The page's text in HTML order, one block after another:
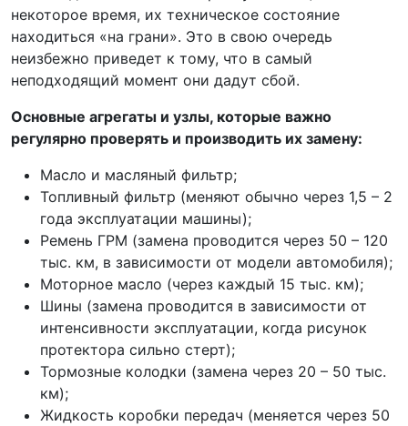
некоторое время, их техническое состояние
находиться «на грани». Это в свою очередь
неизбежно приведет к тому, что в самый
неподходящий момент они дадут сбой.
Основные агрегаты и узлы, которые важно
регулярно проверять и производить их замену:
Масло и масляный фильтр;
Топливный фильтр (меняют обычно через 1,5 – 2
года эксплуатации машины);
Ремень ГРМ (замена проводится через 50 – 120
тыс. км, в зависимости от модели автомобиля);
Моторное масло (через каждый 15 тыс. км);
Шины (замена проводится в зависимости от
интенсивности эксплуатации, когда рисунок
протектора сильно стерт);
Тормозные колодки (замена через 20 – 50 тыс.
км);
Жидкость коробки передач (меняется через 50